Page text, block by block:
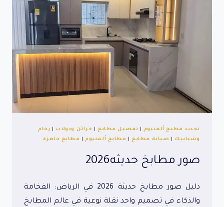
تجديد مطبخ ألمنيوم تفصيل مطابخ| خزائن ودولاب|
رخام
وشبابيك| صيانة مطابخ| مطابخ ألمنيوم| مطابخ جاهزة
صور مطابخ حديثه2026
دليل صور مطابخ حديثة 2026 في الرياض: الفخامة
والذكاء في تصميم واحد نقلة نوعية في عالم المطابخ